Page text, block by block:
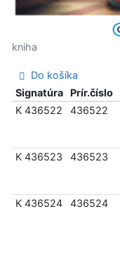
kniha
Do košíka
Signatúra
Prír.číslo
K 436522
436522
K 436523
436523
K 436524 436524